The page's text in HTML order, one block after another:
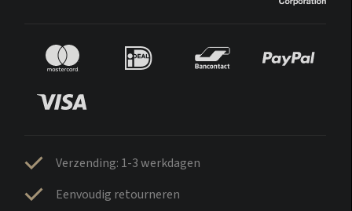
Verzending: 1-3 werkdagen
Eenvoudig retourneren